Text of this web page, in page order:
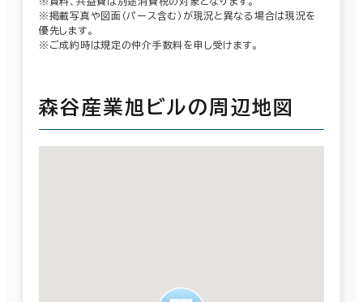
※掲載写真や図面（パース含む）が現況と異なる場合は現況を
優先します。
※ご成約時は規定の仲介手数料を申し受けます。
森谷産業旭ビルの周辺地図